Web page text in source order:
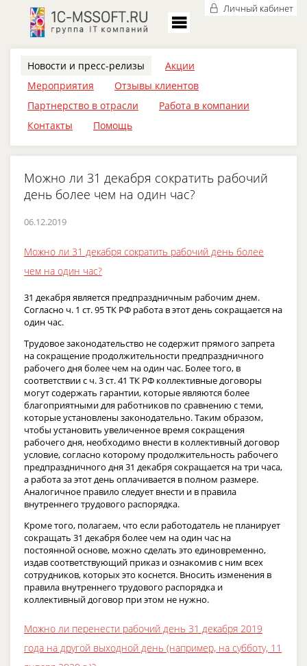
Личный кабинет
Новости и пресс-релизы
Акции
Мероприятия
Отзывы клиентов
Партнерство в отрасли
Работа в компании
Контакты
Помощь
Можно ли 31 декабря сократить рабочий
день более чем на один час?
06.12.2019
Можно ли 31 декабря сократить рабочий день более
чем на один час?
31 декабря является предпраздничным рабочим днем.
Согласно ч. 1 ст. 95 ТК РФ работа в этот день сокращается на
один час.
Трудовое законодательство не содержит прямого запрета
на сокращение продолжительности предпраздничного
рабочего дня более чем на один час. Более того, в
соответствии с ч. 3 ст. 41 ТК РФ коллективные договоры
могут содержать гарантии, которые являются более
благоприятными для работников по сравнению с теми,
которые установлены законодательно. Таким образом,
чтобы установить увеличенное время сокращения
рабочего дня, необходимо внести в коллективный договор
условие, согласно которому продолжительность рабочего
предпраздничного дня 31 декабря сокращается на три часа,
а работа за этот день оплачивается в полном размере.
Аналогичное правило следует внести и в правила
внутреннего трудового распорядка.
Кроме того, полагаем, что если работодатель не планирует
сокращать 31 декабря более чем на один час на
постоянной основе, можно сделать это единовременно,
издав соответствующий приказ и ознакомив с ним всех
сотрудников, которых это коснется. Вносить изменения в
правила внутреннего трудового распорядка и
коллективный договор при этом не нужно.
Можно ли перенести рабочий день 31 декабря 2019
года на другой выходной день (например, на субботу, 11